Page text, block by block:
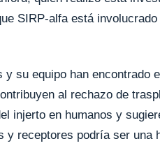
SIRP-alfa está
su equipo han encontrado
al rechazo de
injerto en humanos y
y receptores podría ser una